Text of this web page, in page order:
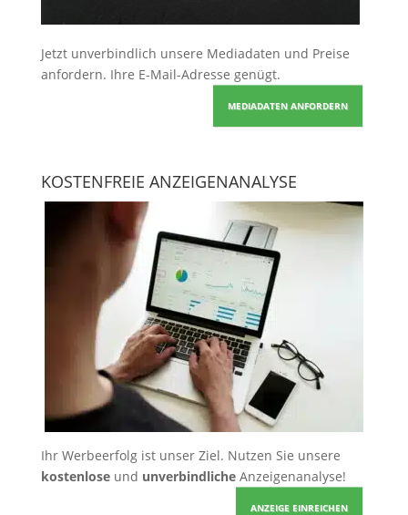
Jetzt unverbindlich unsere Mediadaten und Preise
anfordern. Ihre E-Mail-Adresse genügt.
MEDIADATEN ANFORDERN
KOSTENFREIE ANZEIGENANALYSE
Ihr Werbeerfolg ist unser Ziel. Nutzen Sie unsere
kostenloseund unverbindlicheAnzeigenanalyse!
ANZEIGE EINREICHEN